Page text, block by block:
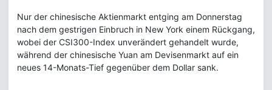
Nur der chinesische Aktienmarkt entging am Donnerstag
nach dem gestrigen Einbruch in New York einem Rückgang,
wobei der CSI300-Index unverändert gehandelt wurde,
während der chinesische Yuan am Devisenmarkt auf ein
neues 14-Monats-Tief gegenüber dem Dollar sank.